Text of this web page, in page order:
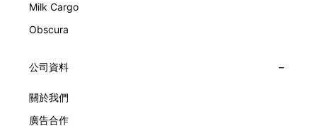
Milk Cargo
Obscura
公司資料
關於我們
廣告合作